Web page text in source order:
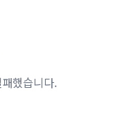
했습니다.